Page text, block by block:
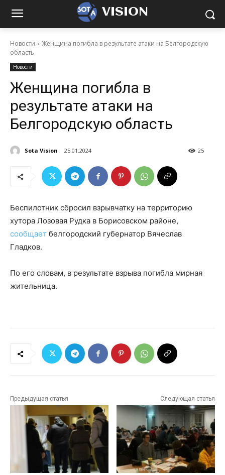
VISION
Новости
Женщина погибла в результате атаки на Белгородскую
область
Новости
Женщина погибла в
результате атаки на
Белгородскую область
Sota Vision 25.01.2024 25
Беспилотник сбросил взрывчатку на территорию
хутора Лозовая Рудка в Борисовском районе,
сообщает белгородский губернатор Вячеслав
Гладков.
По его словам, в результате взрыва погибла мирная
жительница.
Предыдущая статья Следующая статья